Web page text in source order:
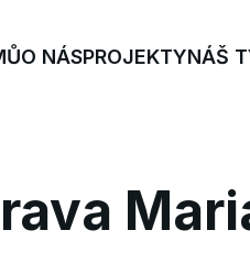
O NÁSPROJEKTYNÁŠ